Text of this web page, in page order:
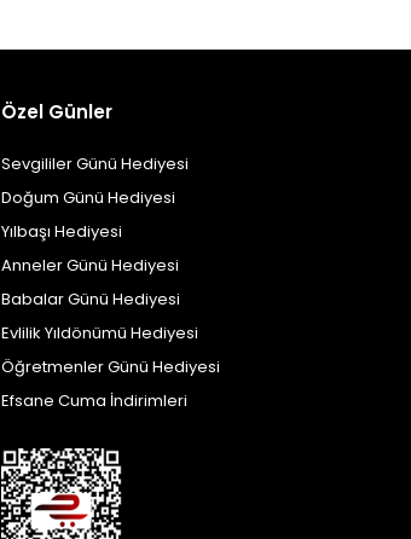
Özel Günler
Sevgililer Günü Hediyesi
Doğum Günü Hediyesi
Yılbaşı Hediyesi
Anneler Günü Hediyesi
Babalar Günü Hediyesi
Evlilik Yıldönümü Hediyesi
Öğretmenler Günü Hediyesi
Efsane Cuma İndirimleri